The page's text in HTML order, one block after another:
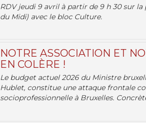
RDV jeudi 9 avril à partir de 9 h 30 sur
du Midi) avec le bloc Culture.
NOTRE ASSOCIATION ET
EN COLÈRE !
Le budget actuel 2026 du Ministre
Hublet, constitue une attaque frontale
socioprofessionnelle à Bruxelles.